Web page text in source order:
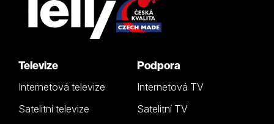
Televize
Internetová televize
Satelitní televize
Podpora
Internetová TV
Satelitní TV